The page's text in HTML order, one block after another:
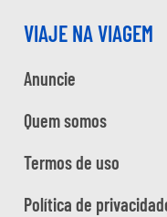
VIAJE NA VIAGEM
Anuncie
Quem somos
Termos de uso
Política de